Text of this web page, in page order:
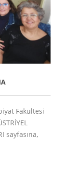
Fakültesi
sayfasına,